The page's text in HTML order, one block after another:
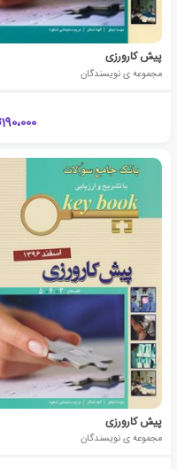
پیش کارورزی
مجموعه ی نویسندگان
190،000
پیش کارورزی
مجموعه ی نویسندگان